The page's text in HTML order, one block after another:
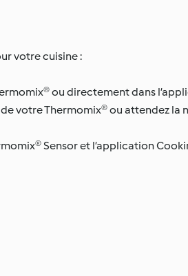
votre cuisine :
ou directement dans
votre Thermomix® ou attendez
Sensor et l’application